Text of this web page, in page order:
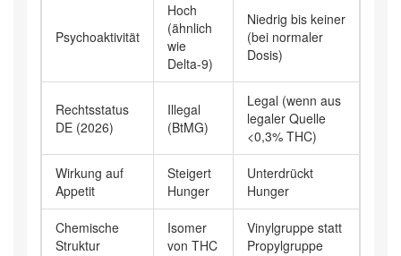
Psychoaktivität
Hoch
(ähnlich
wie
Delta-9)
Niedrig bis keiner
(bei normaler
Dosis)
Rechtsstatus
DE (2026)
Illegal
(BtMG)
Legal (wenn aus
legaler Quelle
<0,3% THC)
Wirkung auf
Appetit
Steigert
Hunger
Unterdrückt
Hunger
Chemische
Struktur
Isomer
von THC
Vinylgruppe statt
Propylgruppe